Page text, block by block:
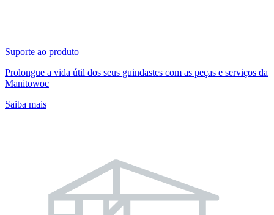
Suporte ao produto
Prolongue a vida útil dos seus guindastes com as peças e serviços da
Manitowoc
Saiba mais